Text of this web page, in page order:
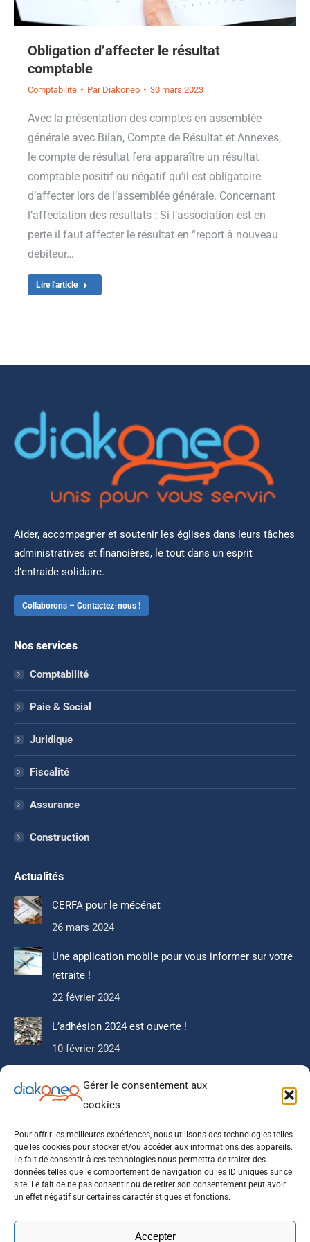
Gérer le consentement aux
cookies
Pour offrir les meilleures expériences, nous utilisons des technologies telles
que les cookies pour stocker et/ou accéder aux informations des appareils.
Le fait de consentir à ces technologies nous permettra de traiter des
données telles que le comportement de navigation ou les ID uniques sur ce
site. Le fait de ne pas consentir ou de retirer son consentement peut avoir
un effet négatif sur certaines caractéristiques et fonctions.
Accepter
Obligation d’affecter le résultat
comptable
Comptabilité Par Diakoneo 30 mars 2023
Avec la présentation des comptes en assemblée
générale avec Bilan, Compte de Résultat et Annexes,
le compte de résultat fera apparaître un résultat
comptable positif ou négatif qu’il est obligatoire
d’affecter lors de l’assemblée générale. Concernant
l’affectation des résultats : Si l’association est en
perte il faut affecter le résultat en “report à nouveau
débiteur…
Lire l'article
Aider, accompagner et soutenir les églises dans leurs tâches
administratives et financières, le tout dans un esprit
d’entraide solidaire.
Collaborons – Contactez-nous !
Nos services
Comptabilité
Paie & Social
Juridique
Fiscalité
Assurance
Construction
Actualités
CERFA pour le mécénat
26 mars 2024
Une application mobile pour vous informer sur votre
retraite !
22 février 2024
L’adhésion 2024 est ouverte !
10 février 2024
Newsletter
réservons à nos abonnés.